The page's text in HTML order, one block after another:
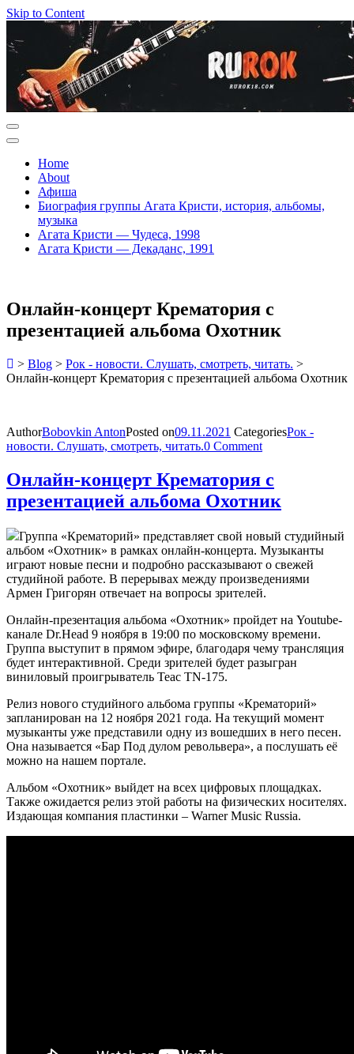
Skip to Content
Home
About
Афиша
Биография группы Агата Кристи, история, альбомы,
музыка
Агата Кристи — Чудеса, 1998
Агата Кристи — Декаданс, 1991
Онлайн-концерт Крематория с
презентацией альбома Охотник
> Blog > Рок - новости. Слушать, смотреть, читать. >
Онлайн-концерт Крематория с презентацией альбома Охотник
AuthorBobovkin AntonPosted on09.11.2021 CategoriesРок -
новости. Слушать, смотреть, читать.0 Comment
Онлайн-концерт Крематория с
презентацией альбома Охотник
Группа «Крематорий» представляет свой новый студийный
альбом «Охотник» в рамках онлайн-концерта. Музыканты
играют новые песни и подробно рассказывают о свежей
студийной работе. В перерывах между произведениями
Армен Григорян отвечает на вопросы зрителей.
Онлайн-презентация альбома «Охотник» пройдет на Youtube-
канале Dr.Head 9 ноября в 19:00 по московскому времени.
Группа выступит в прямом эфире, благодаря чему трансляция
будет интерактивной. Среди зрителей будет разыгран
виниловый проигрыватель Teac TN-175.
Релиз нового студийного альбома группы «Крематорий»
запланирован на 12 ноября 2021 года. На текущий момент
музыканты уже представили одну из вошедших в него песен.
Она называется «Бар Под дулом револьвера», а послушать её
можно на нашем портале.
Альбом «Охотник» выйдет на всех цифровых площадках.
Также ожидается релиз этой работы на физических носителях.
Издающая компания пластинки – Warner Music Russia.